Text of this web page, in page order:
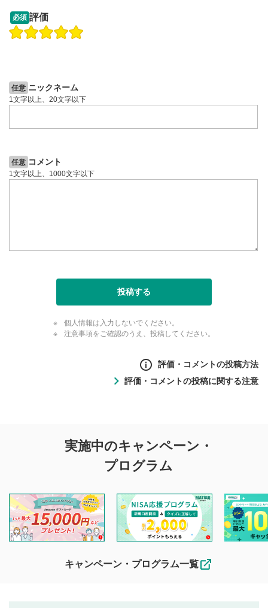
操作説明動画
必須 評価
任意 ニックネーム
1文字以上、20文字以下
任意 コメント
1文字以上、1000文字以下
投稿する
個人情報は入力しないでください。
注意事項をご確認のうえ、投稿してください。
評価・コメントの投稿方法
評価・コメントの投稿に関する注意
投稿に関する注意
を目的として、各動画コンテンツに、評価およびコメントの
投稿ができます。利用者は以下の注意事項をご理解のうえ、
閲覧および投稿を行うものとしてください。
他の利用者が動画を視聴される際の参考になるコメントをお
待ちしております。
なお、投稿をもって、本注意事項に同意されたものとみなし
実施中のキャンペーン・
プログラム
キャンペーン・プログラム一覧